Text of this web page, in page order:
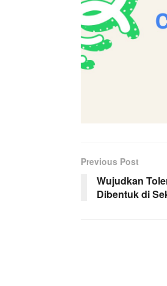
Previous Post
Wujudkan
Dibentuk di